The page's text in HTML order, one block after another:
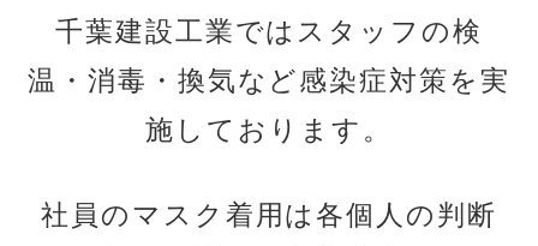
千葉建設工業ではスタッフの検
温・消毒・換気など感染症対策を実
施しております。
社員のマスク着用は各個人の判断